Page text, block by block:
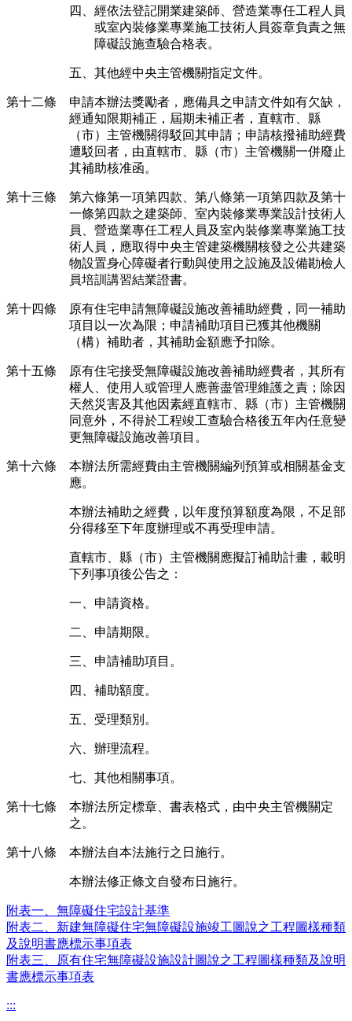
四、經依法登記開業建築師、營造業專任工程人員
或室內裝修業專業施工技術人員簽章負責之無
障礙設施查驗合格表。
五、其他經中央主管機關指定文件。
第十二條 申請本辦法獎勵者，應備具之申請文件如有欠缺，
經通知限期補正，屆期未補正者，直轄市、縣
（市）主管機關得駁回其申請；申請核撥補助經費
遭駁回者，由直轄市、縣（市）主管機關一併廢止
其補助核准函。
第十三條 第六條第一項第四款、第八條第一項第四款及第十
一條第四款之建築師、室內裝修業專業設計技術人
員、營造業專任工程人員及室內裝修業專業施工技
術人員，應取得中央主管建築機關核發之公共建築
物設置身心障礙者行動與使用之設施及設備勘檢人
員培訓講習結業證書。
第十四條 原有住宅申請無障礙設施改善補助經費，同一補助
項目以一次為限；申請補助項目已獲其他機關
（構）補助者，其補助金額應予扣除。
第十五條 原有住宅接受無障礙設施改善補助經費者，其所有
權人、使用人或管理人應善盡管理維護之責；除因
天然災害及其他因素經直轄市、縣（市）主管機關
同意外，不得於工程竣工查驗合格後五年內任意變
更無障礙設施改善項目。
第十六條 本辦法所需經費由主管機關編列預算或相關基金支
應。
本辦法補助之經費，以年度預算額度為限，不足部
分得移至下年度辦理或不再受理申請。
直轄市、縣（市）主管機關應擬訂補助計畫，載明
下列事項後公告之：
一、申請資格。
二、申請期限。
三、申請補助項目。
四、補助額度。
五、受理類別。
六、辦理流程。
七、其他相關事項。
第十七條 本辦法所定標章、書表格式，由中央主管機關定
之。
第十八條 本辦法自本法施行之日施行。
本辦法修正條文自發布日施行。
附表一、無障礙住宅設計基準
附表二、新建無障礙住宅無障礙設施竣工圖說之工程圖樣種類
及說明書應標示事項表
附表三、原有住宅無障礙設施設計圖說之工程圖樣種類及說明
書應標示事項表
:::